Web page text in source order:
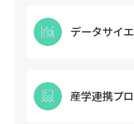
な環境構築、データ収
築、実装といった広い
きます。
データサイ
る価値の創造・発見と
理的思考力を養うこと
ータサイエンティストを
産学連携プ